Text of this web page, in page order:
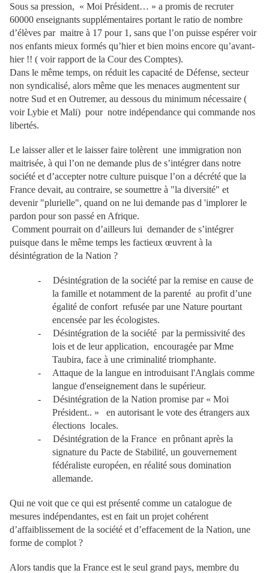
Sous sa pression, « Moi Président… » a promis de recruter
60000 enseignants supplémentaires portant le ratio de nombre
d’élèves par maitre à 17 pour 1, sans que l’on puisse espérer voir
nos enfants mieux formés qu’hier et bien moins encore qu’avant-
hier !! ( voir rapport de la Cour des Comptes).
Dans le même temps, on réduit les capacité de Défense, secteur
non syndicalisé, alors même que les menaces augmentent sur
notre Sud et en Outremer, au dessous du minimum nécessaire (
voir Lybie et Mali) pour notre indépendance qui commande nos
libertés.
Le laisser aller et le laisser faire tolèrent une immigration non
maitrisée, à qui l’on ne demande plus de s’intégrer dans notre
société et d’accepter notre culture puisque l’on a décrété que la
France devait, au contraire, se soumettre à "la diversité" et
devenir "plurielle", quand on ne lui demande pas d 'implorer le
pardon pour son passé en Afrique.
Comment pourrait on d’ailleurs lui demander de s’intégrer
puisque dans le même temps les factieux œuvrent à la
désintégration de la Nation ?
-
Désintégration de la société par la remise en cause de
la famille et notamment de la parenté au profit d’une
égalité de confort refusée par une Nature pourtant
encensée par les écologistes.
-
Désintégration de la société par la permissivité des
lois et de leur application, encouragée par Mme
Taubira, face à une criminalité triomphante.
- Attaque de la langue en introduisant l'Anglais comme
langue d'enseignement dans le supérieur.
-
Désintégration de la Nation promise par « Moi
Président.. » en autorisant le vote des étrangers aux
élections locales.
-
Désintégration de la France en prônant après la
signature du Pacte de Stabilité, un gouvernement
fédéraliste européen, en réalité sous domination
allemande.
Qui ne voit que ce qui est présenté comme un catalogue de
mesures indépendantes, est en fait un projet cohérent
d’affaiblissement de la société et d’effacement de la Nation, une
forme de complot ?
Alors tandis que la France est le seul grand pays, membre du